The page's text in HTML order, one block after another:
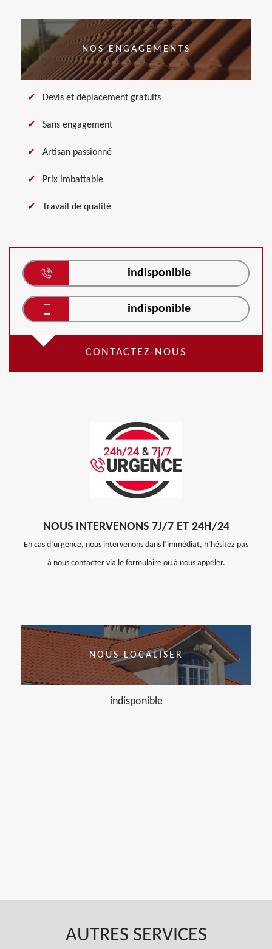
NOS ENGAGEMENTS
Devis et déplacement gratuits
Sans engagement
Artisan passionné
Prix imbattable
Travail de qualité
indisponible
indisponible
CONTACTEZ-NOUS
NOUS INTERVENONS 7J/7 ET 24H/24
En cas d’urgence, nous intervenons dans l’immédiat, n’hésitez pas
à nous contacter via le formulaire ou à nous appeler.
NOUS LOCALISER
indisponible
AUTRES SERVICES